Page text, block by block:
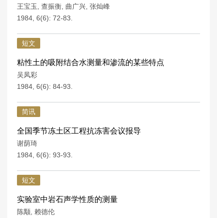
王宝玉 查振衡 曲广兴 张灿峰
1984, 6(6): 72-83.
短文
粘性土的吸附结合水测量和渗流的某些特点
吴凤彩
1984, 6(6): 84-93.
简讯
全国季节冻土区工程抗冻害会议报导
谢荫琦
1984, 6(6): 93-93.
短文
实验室中岩石声学性质的测量
陈颙 赖德伦